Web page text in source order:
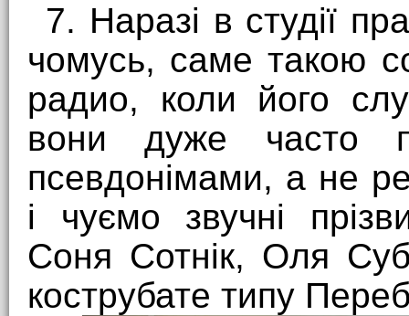
7. Наразі в студії
чомусь, саме такою
радио, коли його
вони дуже часто
псевдонімами, а не
і чуємо звучні
Соня Сотнік, Оля
кострубате типу